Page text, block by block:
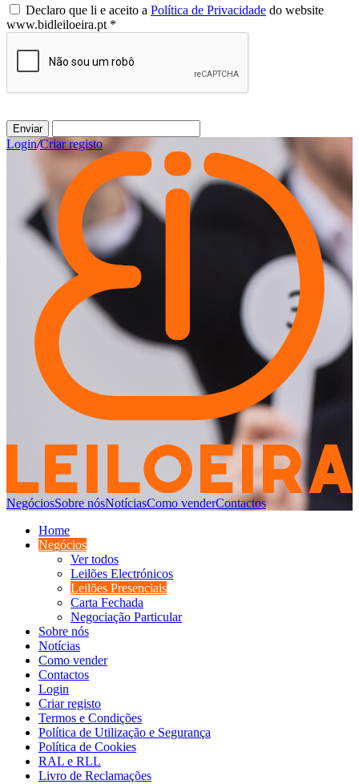
Declaro que li e aceito a Política de Privacidade do website
www.bidleiloeira.pt *
Enviar
Login/Criar registo
NegóciosSobre nósNotíciasComo venderContactos
Home
Negócios
Ver todos
Leilões Electrónicos
Leilões Presenciais
Carta Fechada
Negociação Particular
Sobre nós
Notícias
Como vender
Contactos
Login
Criar registo
Termos e Condições
Política de Utilização e Segurança
Política de Cookies
RAL e RLL
Livro de Reclamações